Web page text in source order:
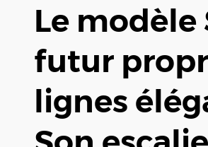
Le modèle
futur
lignes